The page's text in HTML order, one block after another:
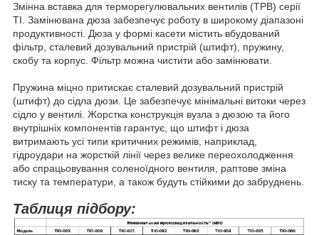
Змінна вставка для терморегулювальних вентилів (ТРВ) серії
TI. Замінювана дюза забезпечує роботу в широкому діапазоні
продуктивності. Дюза у формі касети містить вбудований
фільтр, сталевий дозувальний пристрій (штифт), пружину,
скобу та корпус. Фільтр можна чистити або замінювати.
Пружина міцно притискає сталевий дозувальний пристрій
(штифт) до сідла дюзи. Це забезпечує мінімальні витоки через
сідло у вентилі. Жорстка конструкція вузла з дюзою та його
внутрішніх компонентів гарантує, що штифт і дюза
витримають усі типи критичних режимів, наприклад,
гідроудари на жорсткій лінії через велике переохолодження
або спрацьовування соленоїдного вентиля, раптове зміна
тиску та температури, а також будуть стійкими до забруднень.
Таблиця підбору: